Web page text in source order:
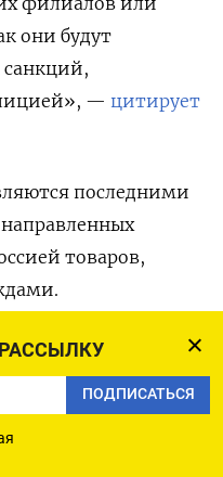
ПОДПИСАТЬСЯ
они будут
санкций,
— цитирует
последними
товаров,
в новых странах
крупные финансовые
и ОАЭ заставило